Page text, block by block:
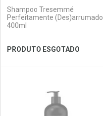
Ver Desconto Convênio
Shampoo Tresemmé
Perfeitamente (Des)arrumado
400ml
PRODUTO ESGOTADO
Laboratório
Por Menos